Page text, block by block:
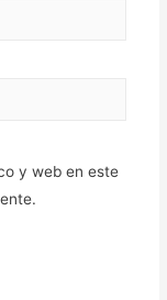
y web en este